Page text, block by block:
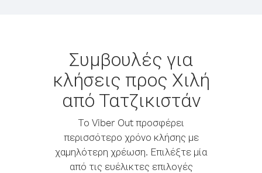
Συμβουλές για
κλήσεις προς Χιλή
από Τατζικιστάν
Το Viber Out προσφέρει
περισσότερο χρόνο κλήσης με
χαμηλότερη χρέωση. Επιλέξτε μία
από τις ευέλικτες επιλογές